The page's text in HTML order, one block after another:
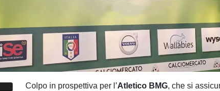
Colpo in prospettiva per l’Atletico BMG, che si